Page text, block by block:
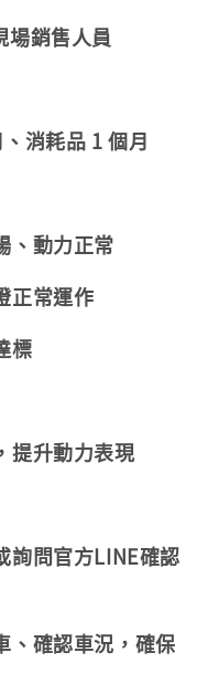
場銷售人員
消耗品 1 個月
、動力正常
正常運作
標
提升動力表現
詢問官方LINE確認
、確認車況，確保